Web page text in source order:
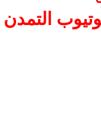
التمدن